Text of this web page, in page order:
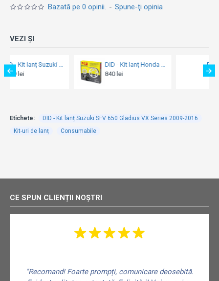
Bazată pe 0 opinii. - Spune-ţi opinia
VEZI ȘI
DID - Kit lanț Suzuki GSXR1000 '07-08
Etichete:
DID - Kit lanț Suzuki SFV 650 Gladius VX Series 2009-2016
Kit-uri de lanț
Consumabile
CE SPUN CLIENȚII NOȘTRI
"Recomand! Foarte prompți, comunicare deosebită.